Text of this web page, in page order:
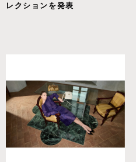
レクションを発表